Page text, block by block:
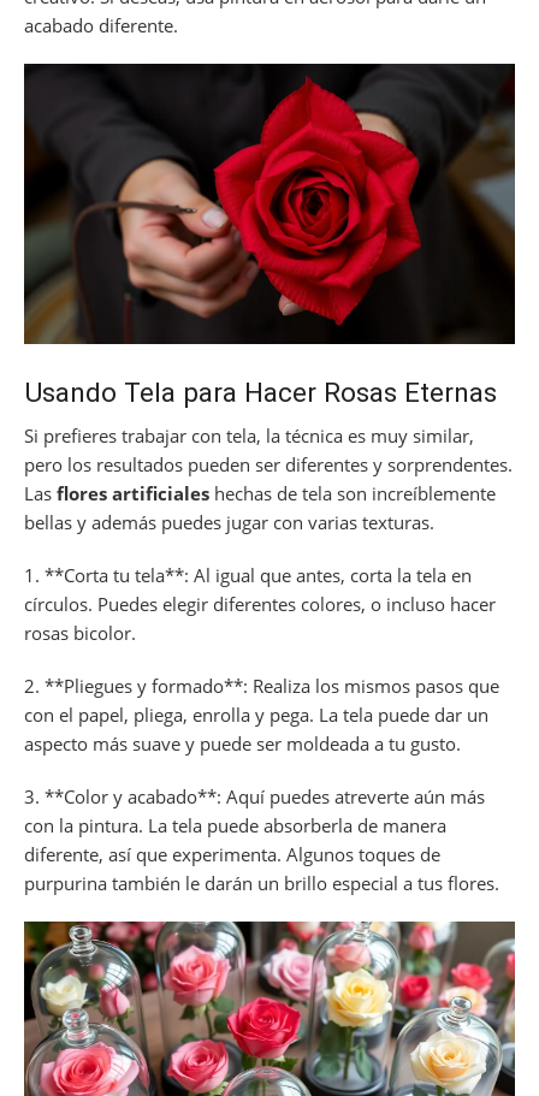
acabado diferente.
Usando Tela para Hacer Rosas Eternas
Si prefieres trabajar con tela, la técnica es muy similar,
pero los resultados pueden ser diferentes y sorprendentes.
Las flores artificiales hechas de tela son increíblemente
bellas y además puedes jugar con varias texturas.
1. **Corta tu tela**: Al igual que antes, corta la tela en
círculos. Puedes elegir diferentes colores, o incluso hacer
rosas bicolor.
2. **Pliegues y formado**: Realiza los mismos pasos que
con el papel, pliega, enrolla y pega. La tela puede dar un
aspecto más suave y puede ser moldeada a tu gusto.
3. **Color y acabado**: Aquí puedes atreverte aún más
con la pintura. La tela puede absorberla de manera
diferente, así que experimenta. Algunos toques de
purpurina también le darán un brillo especial a tus flores.